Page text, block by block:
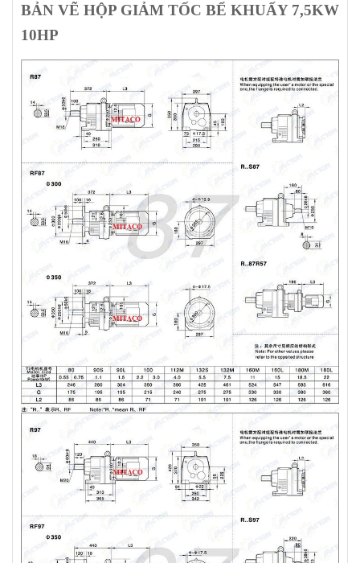
BẢN VẼ HỘP GIẢM TỐC BỂ KHUẤY 7,5KW
10HP